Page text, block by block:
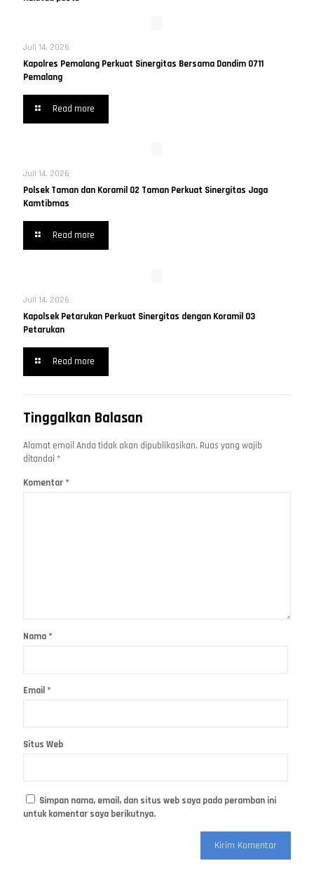
Juli 14, 2026
Kapolres Pemalang Perkuat Sinergitas Bersama Dandim 0711
Pemalang
Read more
Juli 14, 2026
Polsek Taman dan Koramil 02 Taman Perkuat Sinergitas Jaga
Kamtibmas
Read more
Juli 14, 2026
Kapolsek Petarukan Perkuat Sinergitas dengan Koramil 03
Petarukan
Read more
Tinggalkan Balasan
Alamat email Anda tidak akan dipublikasikan. Ruas yang wajib
ditandai *
Komentar *
Nama *
Email *
Situs Web
Simpan nama, email, dan situs web saya pada peramban ini
untuk komentar saya berikutnya.